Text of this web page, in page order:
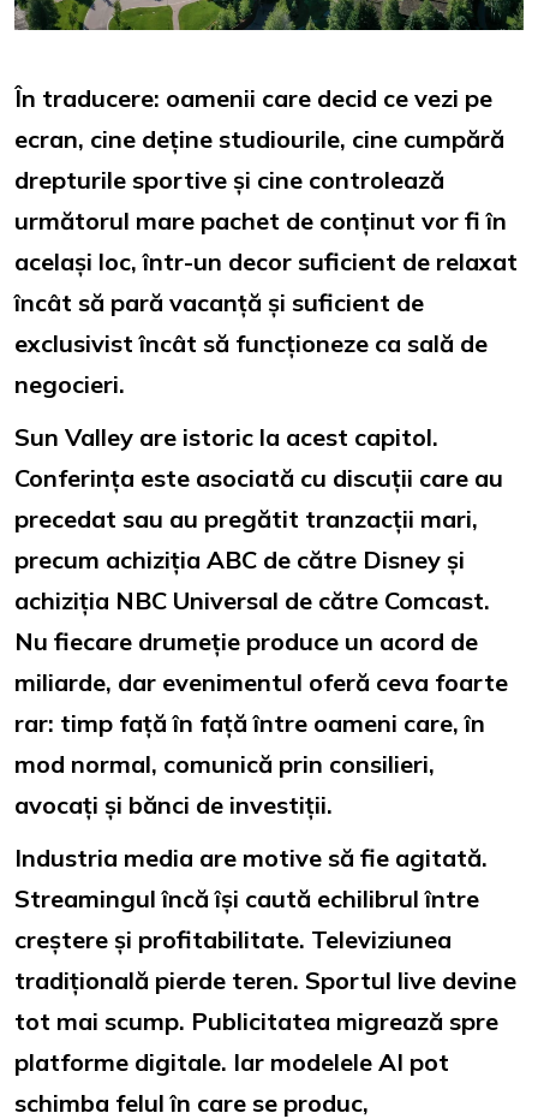
În traducere: oamenii care decid ce vezi pe
ecran, cine deține studiourile, cine cumpără
drepturile sportive și cine controlează
următorul mare pachet de conținut vor fi în
același loc, într-un decor suficient de relaxat
încât să pară vacanță și suficient de
exclusivist încât să funcționeze ca sală de
negocieri.
Sun Valley are istoric la acest capitol.
Conferința este asociată cu discuții care au
precedat sau au pregătit tranzacții mari,
precum achiziția ABC de către Disney și
achiziția NBC Universal de către Comcast.
Nu fiecare drumeție produce un acord de
miliarde, dar evenimentul oferă ceva foarte
rar: timp față în față între oameni care, în
mod normal, comunică prin consilieri,
avocați și bănci de investiții.
Industria media are motive să fie agitată.
Streamingul încă își caută echilibrul între
creștere și profitabilitate. Televiziunea
tradițională pierde teren. Sportul live devine
tot mai scump. Publicitatea migrează spre
platforme digitale. Iar modelele AI pot
schimba felul în care se produc,